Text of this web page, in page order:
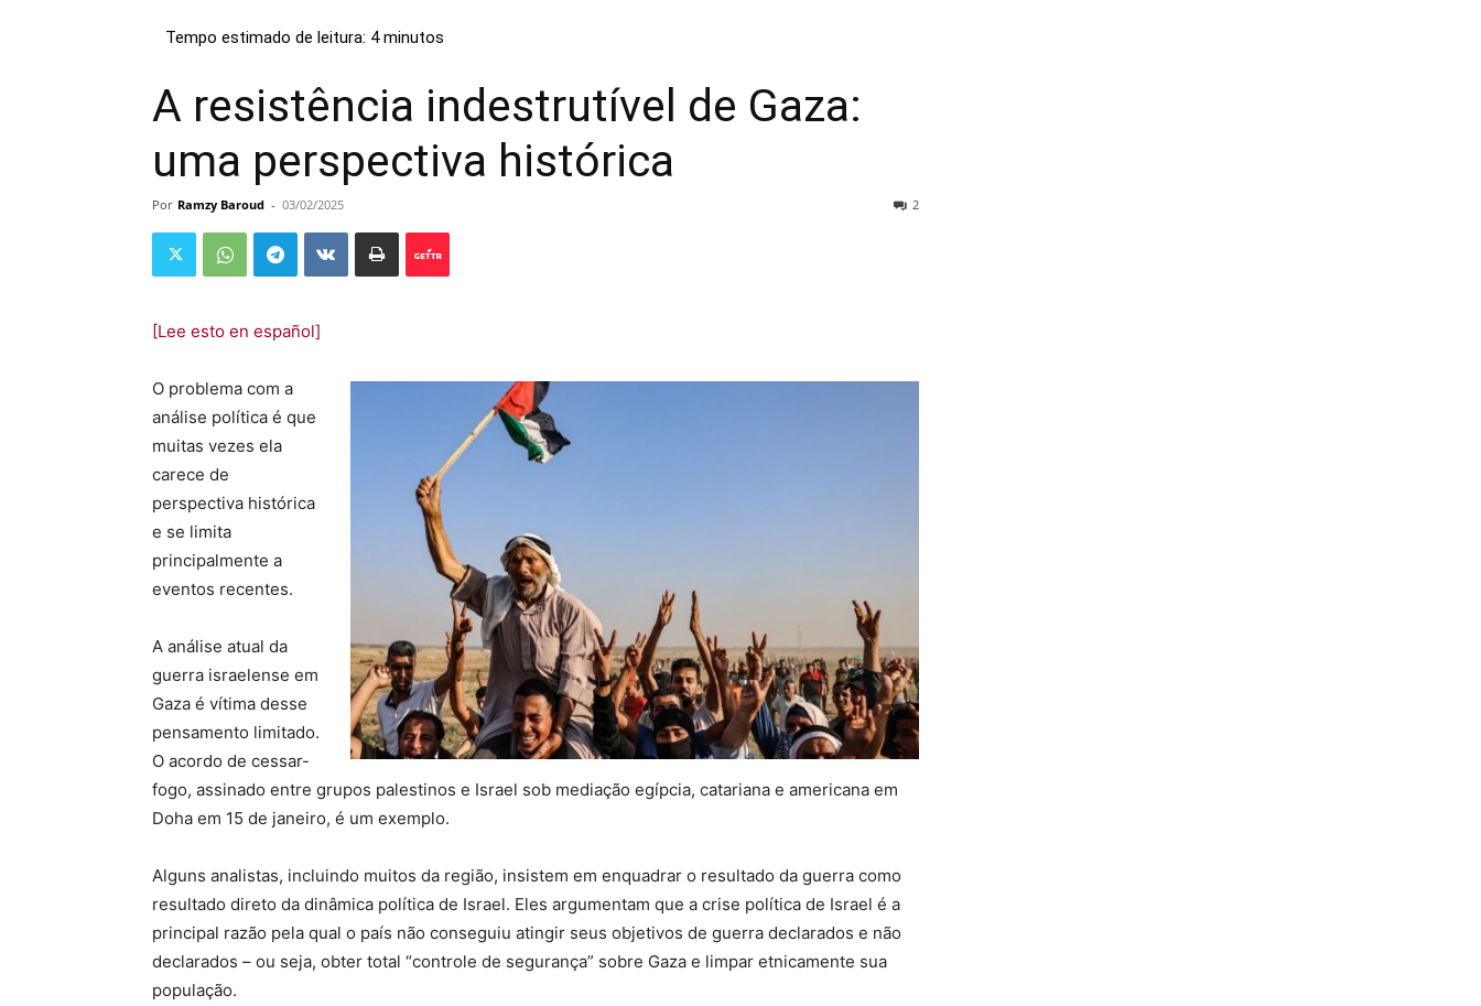
A resistência indestrutível de Gaza:
uma perspectiva histórica
Por Ramzy Baroud - 03/02/2025 2
[Lee esto en español]
O problema com a
análise política é que
muitas vezes ela
carece de
perspectiva histórica
e se limita
principalmente a
eventos recentes.
A análise atual da
guerra israelense em
Gaza é vítima desse
pensamento limitado.
O acordo de cessar-
fogo, assinado entre grupos palestinos e Israel sob mediação egípcia, catariana e americana em
Doha em 15 de janeiro, é um exemplo.
Alguns analistas, incluindo muitos da região, insistem em enquadrar o resultado da guerra como
resultado direto da dinâmica política de Israel. Eles argumentam que a crise política de Israel é a
principal razão pela qual o país não conseguiu atingir seus objetivos de guerra declarados e não
declarados – ou seja, obter total “controle de segurança” sobre Gaza e limpar etnicamente sua
população.